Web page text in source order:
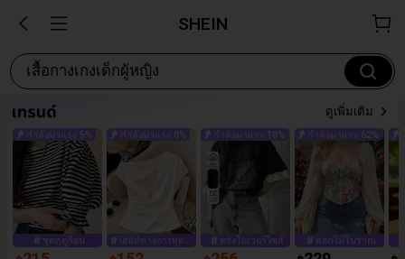
SHEIN
เสื้อกางเกงเด็กผู้หญิง
ดูเพิ่มเติม
กำลังมาแรง 5%
ชุดฤดูร้อน
กำลังมาแรง 8%
เสน่ห์ทางการทูต
หลัก
กำลังมาแรง 18%
ทรงโอเวอร์ไซส์
กำลังมาแรง 62%
ดอกไม้โบราณ